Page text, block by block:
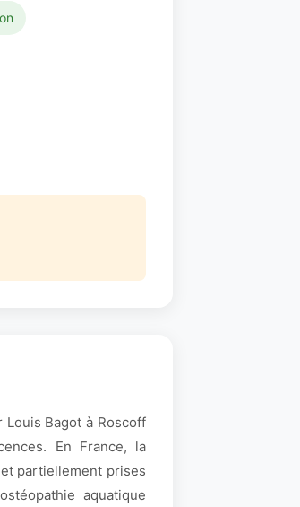
Bagot à Roscoff
En France, la
partiellement prises
aquatique